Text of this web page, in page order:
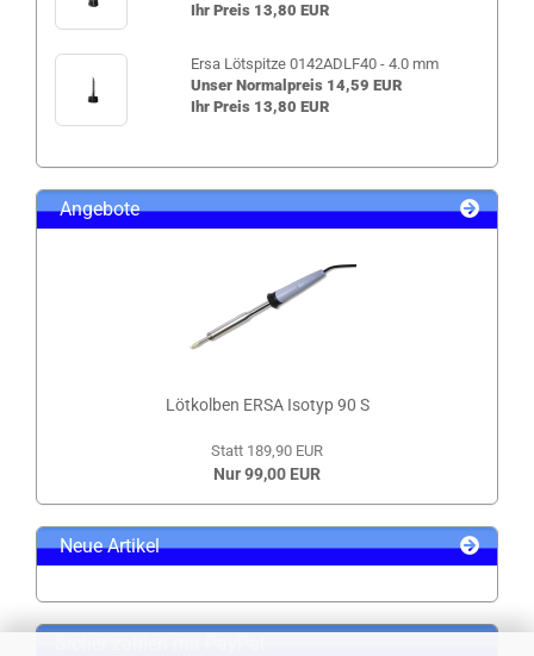
Ihr Preis 13,80 EUR
Ersa Lötspitze 0142ADLF40 - 4.0 mm
Unser Normalpreis 14,59 EUR
Ihr Preis 13,80 EUR
Angebote
Lötkolben ERSA Isotyp 90 S
Statt 189,90 EUR
Nur 99,00 EUR
Neue Artikel